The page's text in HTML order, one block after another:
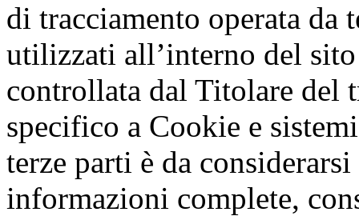
di tracciamento operata da
utilizzati all’interno del sito
controllata dal Titolare del
specifico a Cookie e
terze parti è da
informazioni complete,